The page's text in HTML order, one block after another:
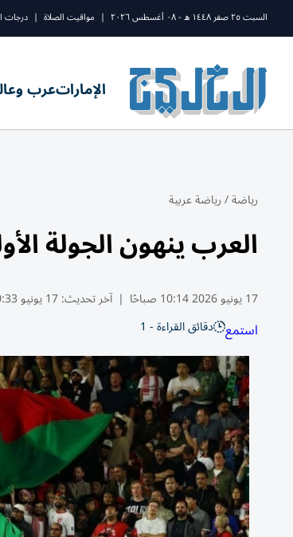
السبت ٢٥ صفر ١٤٤٨ ه - ٠٨ أغسطس ٢٠٢٦ | مواقيت الصلاة | درجات
الإماراتعرب
رياضة/رياضة عربية
العرب ينهون الجولة
17 يونيو 2026 10:14 صباحًا | آخر تحديث:17 يونيو 10:33 2026
استمع دقائق القراءة - 1